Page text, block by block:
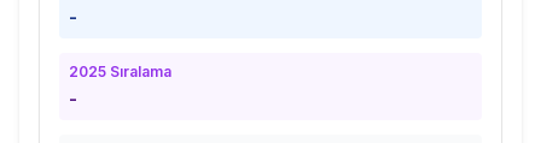
-
2025 Sıralama
-